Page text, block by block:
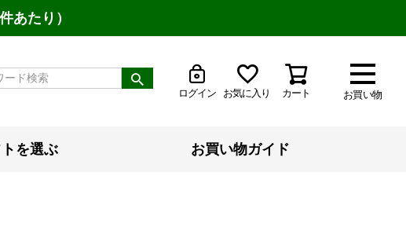
あたり）
お買い物
ログイン お気に入り カート
を選ぶ お買い物ガイド